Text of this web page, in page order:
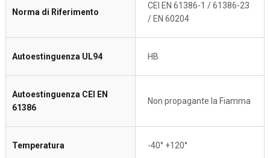
Norma di Riferimento
CEI EN 61386-1 / 61386-23
/ EN 60204
Autoestinguenza UL94 HB
Autoestinguenza CEI EN
61386
Non propagante la Fiamma
Temperatura -40° +120°